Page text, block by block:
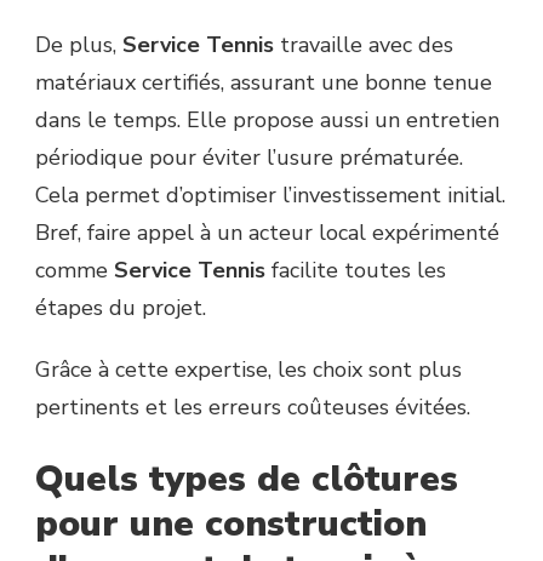
De plus, Service Tennis travaille avec des
matériaux certifiés, assurant une bonne tenue
dans le temps. Elle propose aussi un entretien
périodique pour éviter l’usure prématurée.
Cela permet d’optimiser l’investissement initial.
Bref, faire appel à un acteur local expérimenté
comme Service Tennis facilite toutes les
étapes du projet.
Grâce à cette expertise, les choix sont plus
pertinents et les erreurs coûteuses évitées.
Quels types de clôtures
pour une construction